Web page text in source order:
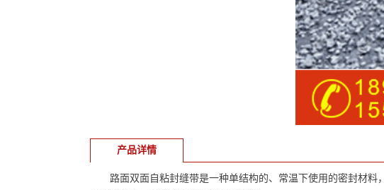
产品详情
路面双面自粘封缝带是一种单结构的、常温下使用的密封材料